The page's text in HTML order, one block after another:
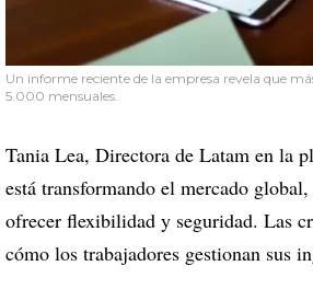
Un informe reciente de la empresa revela que
5.000 mensuales.
Tania Lea, Directora de Latam en la
está transformando el mercado
ofrecer flexibilidad y seguridad. Las
cómo los trabajadores gestionan sus